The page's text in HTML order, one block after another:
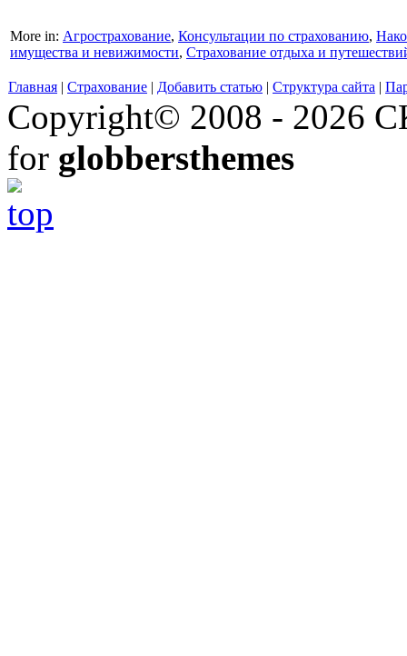
More in: Агрострахование, Консультации по страхованию,
имущества и невижимости, Страхование отдыха и
Главная | Страхование | Добавить статью | Структура сайта |
Copyright© 2008 - 2026
for globbersthemes